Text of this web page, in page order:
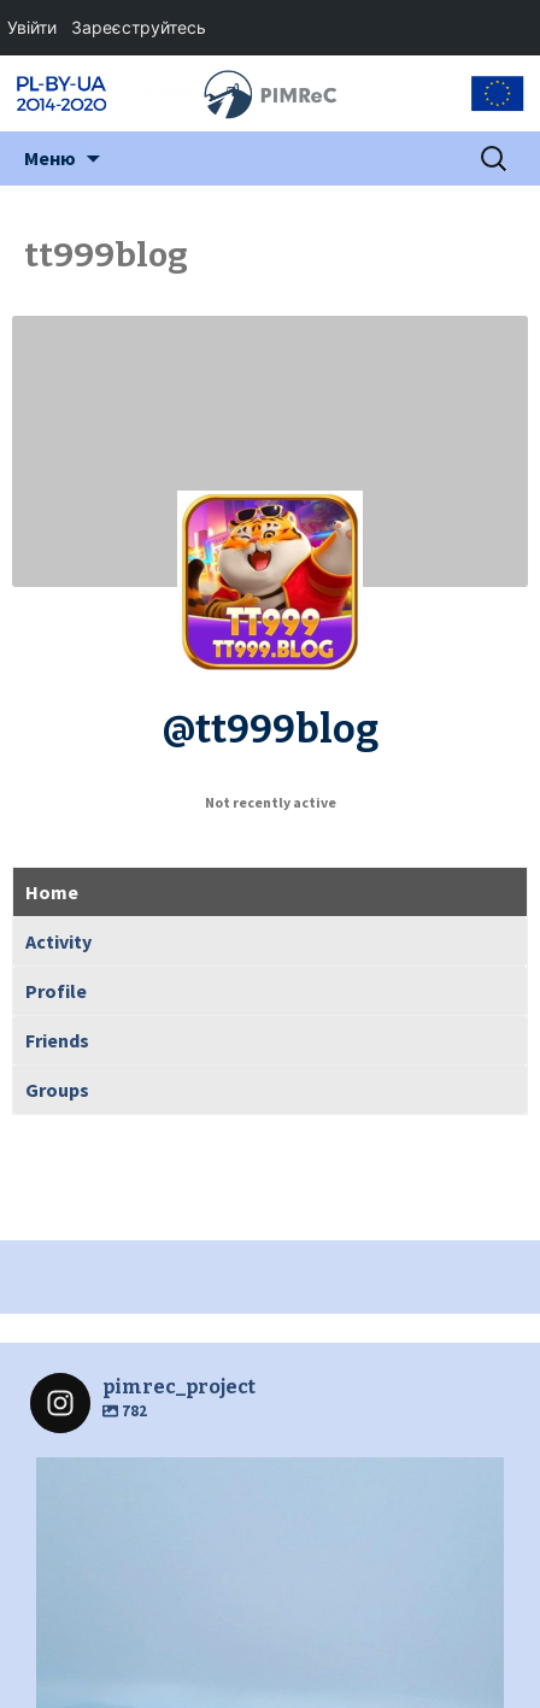
Меню Пошук:
tt999blog
@tt999blog
Not recently active
Home
Activity
Profile
Friends
Groups
pimrec_project
782
Увійти Зареєструйтесь